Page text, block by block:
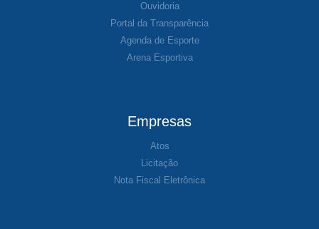
Ouvidoria
Portal da Transparência
Agenda de Esporte
Arena Esportiva
Empresas
Atos
Licitação
Nota Fiscal Eletrônica